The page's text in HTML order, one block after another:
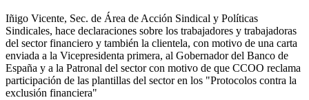
Iñigo Vicente, Sec. de Área de Acción Sindical y Políticas
Sindicales, hace declaraciones sobre los trabajadores y trabajadoras
del sector financiero y también la clientela, con motivo de una carta
enviada a la Vicepresidenta primera, al Gobernador del Banco de
España y a la Patronal del sector con motivo de que CCOO reclama
participación de las plantillas del sector en los "Protocolos contra la
exclusión financiera"